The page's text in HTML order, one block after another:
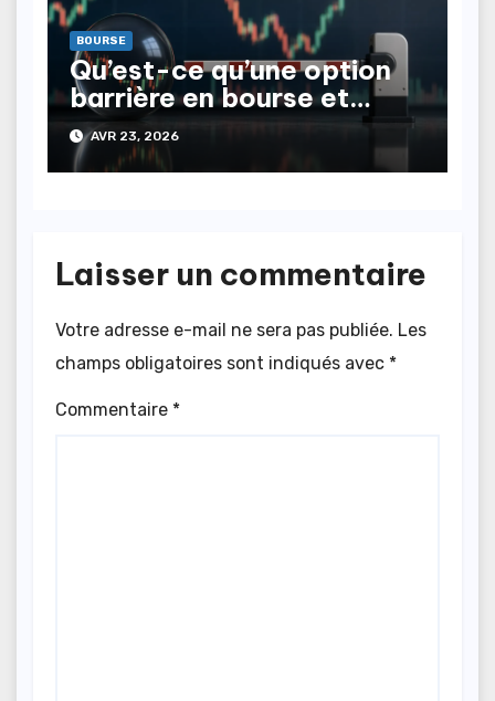
BOURSE
Qu’est-ce qu’une option
barrière en bourse et
comment l’utiliser
efficacement ?
AVR 23, 2026
Laisser un commentaire
Votre adresse e-mail ne sera pas publiée. Les
champs obligatoires sont indiqués avec *
Commentaire *